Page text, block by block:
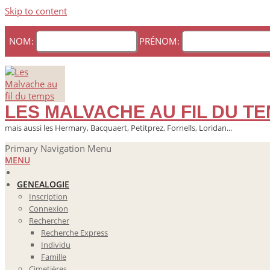
Skip to content
NOM: PRÉNOM:
LES MALVACHE AU FIL DU
mais aussi les Hermary, Bacquaert, Petitprez, Fornells, Loridan...
Primary Navigation Menu
MENU
GENEALOGIE
Inscription
Connexion
Rechercher
Recherche Express
Individu
Famille